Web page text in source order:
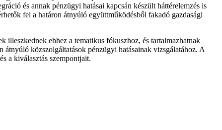
és annak pénzügyi hatásai kapcsán készült háttérelemzés is
fel a határon átnyúló együttműködésből fakadó gazdasági
ehhez a tematikus fókuszhoz, és tartalmazhatnak
közszolgáltatások pénzügyi hatásainak vizsgálatához. A
a kiválasztás szempontjait.